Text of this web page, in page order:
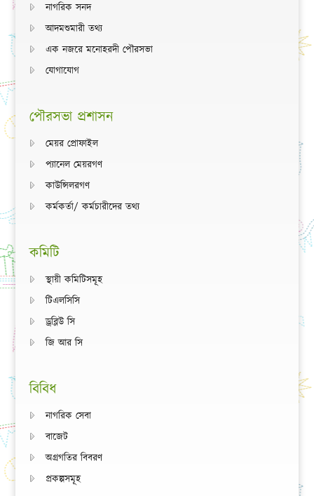
নাগরিক সনদ
আদমশুমারী তথ্য
এক নজরে মনোহরদী পৌরসভা
যোগাযোগ
পৌরসভা প্রশাসন
মেয়র প্রোফাইল
প্যানেল মেয়রগণ
কাউন্সিলরগণ
কর্মকর্তা/ কর্মচারীদের তথ্য
কমিটি
স্থায়ী কমিটিসমূহ
টিএলসিসি
ড্রব্লিউ সি
জি আর সি
বিবিধ
নাগরিক সেবা
বাজেট
অগ্রগতির বিবরণ
প্রকল্পসমূহ